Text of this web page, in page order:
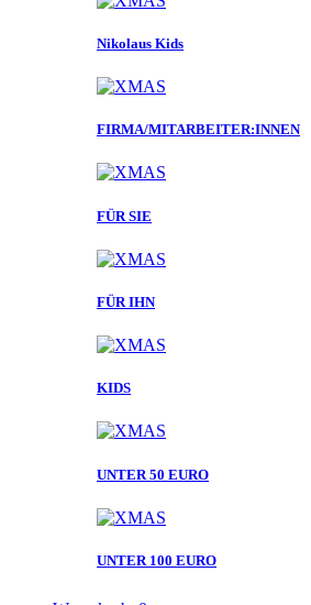
Nikolaus Kids
FIRMA/MITARBEITER:INNEN
FÜR SIE
FÜR IHN
KIDS
UNTER 50 EURO
UNTER 100 EURO